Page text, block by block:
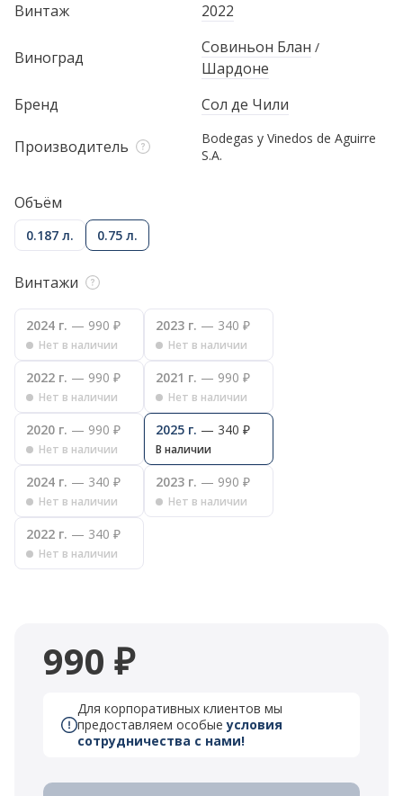
Винтаж
2022
Виноград
Совиньон Блан /
Шардоне
Бренд
Сол де Чили
Производитель
Bodegas y Vinedos de Aguirre
S.A.
Объём
0.187 л. 0.75 л.
Винтажи
2024 г. — 990 ₽
Нет в наличии
2023 г. — 340 ₽
Нет в наличии
2022 г. — 990 ₽
Нет в наличии
2021 г. — 990 ₽
Нет в наличии
2020 г. — 990 ₽
Нет в наличии
2025 г. — 340 ₽
В наличии
2024 г. — 340 ₽
Нет в наличии
2023 г. — 990 ₽
Нет в наличии
2022 г. — 340 ₽
Нет в наличии
990 ₽
Для корпоративных клиентов мы
предоставляем особыеусловия
сотрудничества с нами!